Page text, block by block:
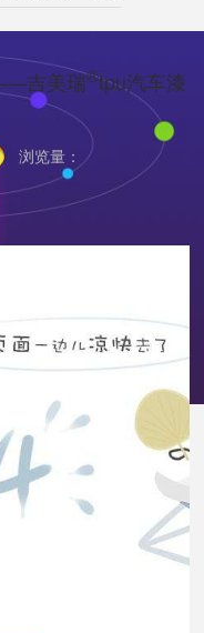
吉美瑞®tpu汽车漆
浏览量：